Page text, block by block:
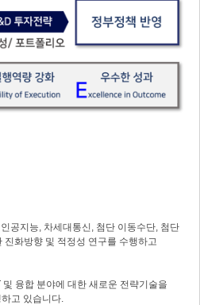
공지능, 차세대통신, 첨단 이동수단, 첨단
진화방향 및 적정성 연구를 수행하고
융합 분야에 대한 새로운 전략기술을
고 있습니다.